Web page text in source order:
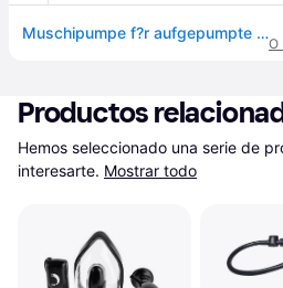
Muschipumpe f?r aufgepumpte Schamlippen
O
Productos
Hemos seleccionado una serie de
interesarte. Mostrar todo